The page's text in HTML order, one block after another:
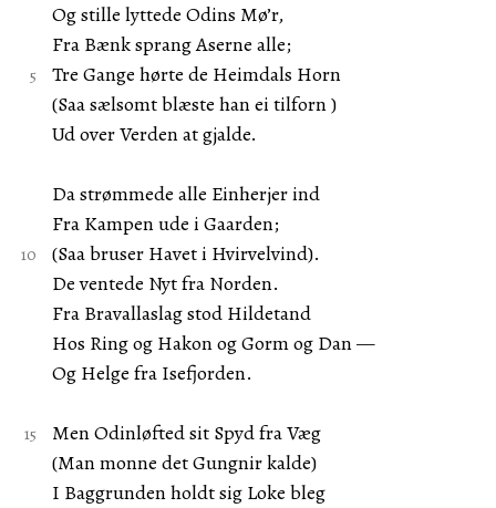
Og stille lyttede Odins Mø’r,
Fra Bænk sprang Aserne alle;
Tre Gange hørte de Heimdals Horn
(Saa sælsomt blæste han ei tilforn )
Ud over Verden at gjalde.
Da strømmede alle Einherjer ind
Fra Kampen ude i Gaarden;
(Saa bruser Havet i Hvirvelvind).
De ventede Nyt fra Norden.
Fra Bravallaslag stod Hildetand
Hos Ring og Hakon og Gorm og Dan —
Og Helge fra Isefjorden.
Men Odinløfted sit Spyd fra Væg
(Man monne det Gungnir kalde)
I Baggrunden holdt sig Loke bleg